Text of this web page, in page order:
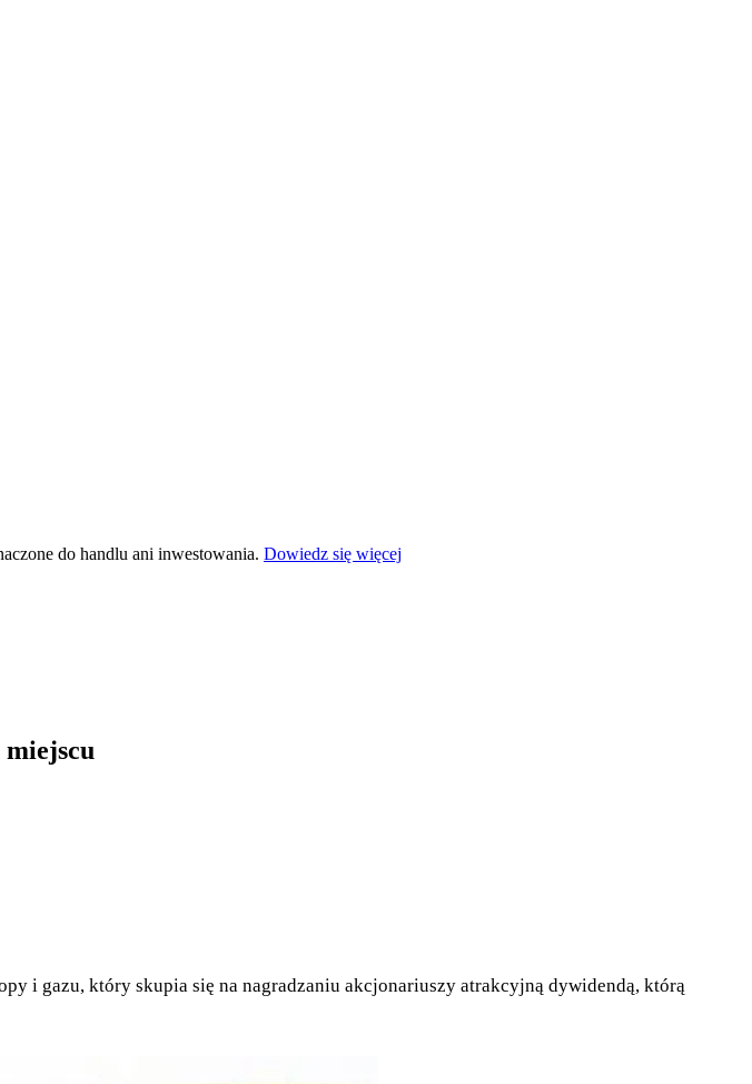
do handlu ani inwestowania. Dowiedz się więcej
i gazu, który skupia się na nagradzaniu akcjonariuszy atrakcyjną dywidendą, którą